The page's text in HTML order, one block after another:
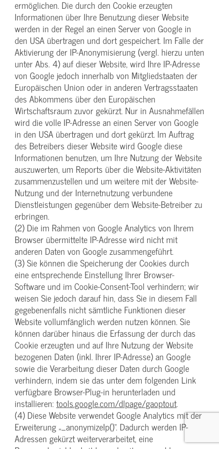
ermöglichen. Die durch den Cookie erzeugten
Informationen über Ihre Benutzung dieser Website
werden in der Regel an einen Server von Google in
den USA übertragen und dort gespeichert. Im Falle der
Aktivierung der IP-Anonymisierung (vergl. hierzu unten
unter Abs. 4) auf dieser Website, wird Ihre IP-Adresse
von Google jedoch innerhalb von Mitgliedstaaten der
Europäischen Union oder in anderen Vertragsstaaten
des Abkommens über den Europäischen
Wirtschaftsraum zuvor gekürzt. Nur in Ausnahmefällen
wird die volle IP-Adresse an einen Server von Google
in den USA übertragen und dort gekürzt. Im Auftrag
des Betreibers dieser Website wird Google diese
Informationen benutzen, um Ihre Nutzung der Website
auszuwerten, um Reports über die Website-Aktivitäten
zusammenzustellen und um weitere mit der Website-
Nutzung und der Internetnutzung verbundene
Dienstleistungen gegenüber dem Website-Betreiber zu
erbringen.
(2) Die im Rahmen von Google Analytics von Ihrem
Browser übermittelte IP-Adresse wird nicht mit
anderen Daten von Google zusammengeführt.
(3) Sie können die Speicherung der Cookies durch
eine entsprechende Einstellung Ihrer Browser-
Software und im Cookie-Consent-Tool verhindern; wir
weisen Sie jedoch darauf hin, dass Sie in diesem Fall
gegebenenfalls nicht sämtliche Funktionen dieser
Website vollumfänglich werden nutzen können. Sie
können darüber hinaus die Erfassung der durch das
Cookie erzeugten und auf Ihre Nutzung der Website
bezogenen Daten (inkl. Ihrer IP-Adresse) an Google
sowie die Verarbeitung dieser Daten durch Google
verhindern, indem sie das unter dem folgenden Link
verfügbare Browser-Plug-in herunterladen und
installieren: tools.google.com/dlpage/gaoptout.
(4) Diese Website verwendet Google Analytics mit der
Erweiterung „_anonymizeIp()“. Dadurch werden IP-
Adressen gekürzt weiterverarbeitet, eine